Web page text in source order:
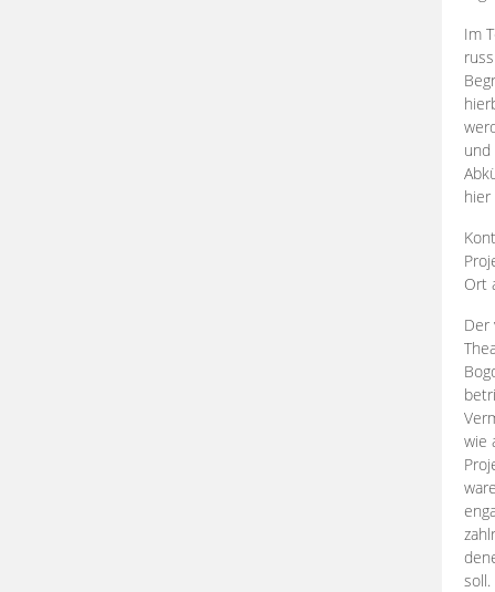
Im
und
Ort
Der
wie
zahlr
soll.